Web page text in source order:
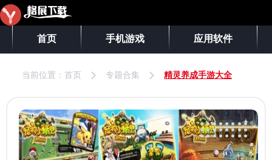
首页 手机游戏 应用软件
当前位置： 首页 专题合集 精灵养成手游大全